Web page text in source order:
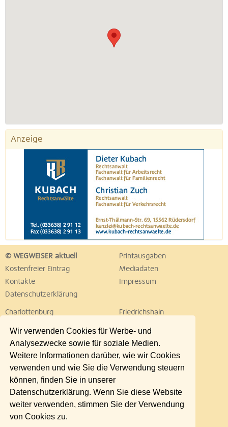
Wir verwenden Cookies für Werbe- und
Analysezwecke sowie für soziale Medien.
Weitere Informationen darüber, wie wir Cookies
verwenden und wie Sie die Verwendung steuern
können, finden Sie in unserer
Datenschutzerklärung. Wenn Sie diese Website
weiter verwenden, stimmen Sie der Verwendung
von Cookies zu.
Anzeige
© WEGWEISER aktuell
Printausgaben
Kostenfreier Eintrag
Mediadaten
Kontakte
Impressum
Datenschutzerklärung
Charlottenburg
Friedrichshain
Lichtenberg
Marzahn
Neukölln
Pankow
Reinickendorf
Schöneberg
Spandau
Steglitz
Tempelhof